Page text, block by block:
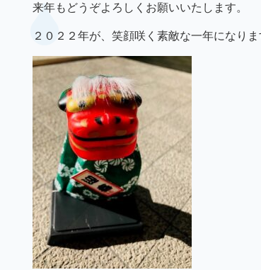
来年もどうぞよろしくお願いいたします。
２０２２年が、笑顔咲く素敵な一年になりま